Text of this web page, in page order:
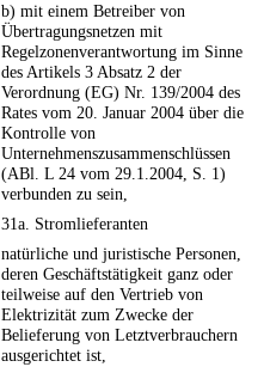
b) mit einem Betreiber von
Übertragungsnetzen mit
Regelzonenverantwortung im Sinne
des Artikels 3 Absatz 2 der
Verordnung (EG) Nr. 139/2004 des
Rates vom 20. Januar 2004 über die
Kontrolle von
Unternehmenszusammenschlüssen
(ABl. L 24 vom 29.1.2004, S. 1)
verbunden zu sein,
31a. Stromlieferanten
natürliche und juristische Personen,
deren Geschäftstätigkeit ganz oder
teilweise auf den Vertrieb von
Elektrizität zum Zwecke der
Belieferung von Letztverbrauchern
ausgerichtet ist,